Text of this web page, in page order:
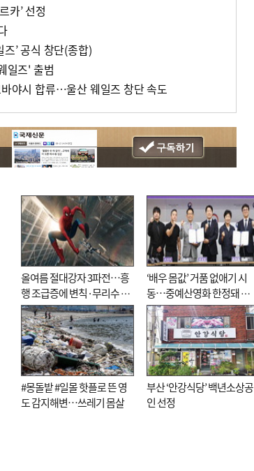
카’ 선정
’ 공식 창단(종합)
일즈' 출범
야시 합류…울산 웨일즈 창단 속도
올여름 절대강자 3파전…흥
행 조급증에 변칙·무리수 마
케팅도
‘배우 몸값’ 거품 없애기 시
동…중예산영화 한정돼 실
효성 의문도
#몽돌밭 #일몰 핫플로 뜬 영
도 감지해변…쓰레기 몸살
부산 ‘안강식당’ 백년소상공
인 선정